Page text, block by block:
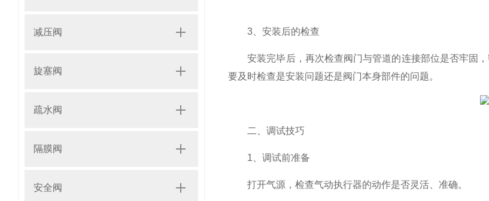
减压阀
旋塞阀
疏水阀
隔膜阀
安全阀
3、安装后的检查
安装完毕后，再次检查阀门与管道的连接部位是否牢固，
要及时检查是安装问题还是阀门本身部件的问题。
二、调试技巧
1、调试前准备
打开气源，检查气动执行器的动作是否灵活、准确。